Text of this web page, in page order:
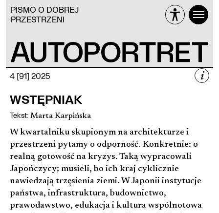
PISMO O DOBREJ
PRZESTRZENI
4 [91] 2025 i
Więcej
WSTĘPNIAK
Tekst: Marta Karpińska
W kwartalniku skupionym na architekturze i
przestrzeni pytamy o odporność. Konkretnie: o
realną gotowość na kryzys. Taką wypracowali
Japończycy; musieli, bo ich kraj cyklicznie
nawiedzają trzęsienia ziemi. W Japonii instytucje
państwa, infrastruktura, budownictwo,
prawodawstwo, edukacja i kultura wspólnotowa